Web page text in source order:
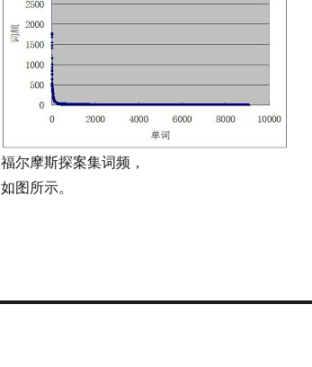
福尔摩斯探案集词频，
如图所示。